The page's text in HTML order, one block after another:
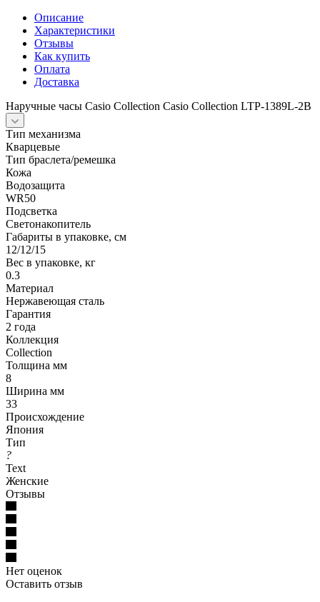
Описание
Характеристики
Отзывы
Как купить
Оплата
Доставка
Наручные часы Casio Collection Casio Collection LTP-1389L-2B
Тип механизма
Кварцевые
Тип браслета/ремешка
Кожа
Водозащита
WR50
Подсветка
Светонакопитель
Габариты в упаковке, см
12/12/15
Вес в упаковке, кг
0.3
Материал
Нержавеющая сталь
Гарантия
2 года
Коллекция
Collection
Толщина мм
8
Ширина мм
33
Происхождение
Япония
Тип
?
Text
Женские
Отзывы
Нет оценок
Оставить отзыв